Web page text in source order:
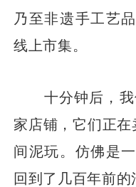
乃至非遗手工艺
线上市集。
十分钟后，我
家店铺，它们正在
间泥玩。仿佛是
回到了几百年前的